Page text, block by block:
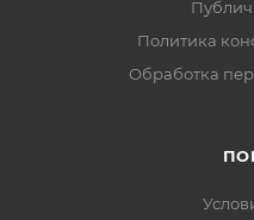
Политика
Обработка